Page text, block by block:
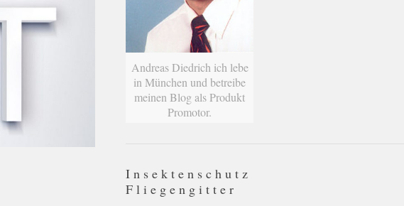
Andreas Diedrich ich lebe
in München und betreibe
meinen Blog als Produkt
Promotor.
Insektenschutz
Fliegengitter